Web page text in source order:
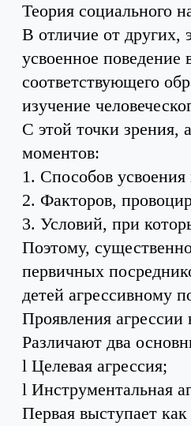
Теория социального
В отличие от других,
усвоенное поведение
соответствующего
изучение
С этой точки зрения,
моментов:
1. Способов
2. Факторов,
3. Условий, при
Поэтому,
первичных
детей агрессивному
Проявления агрессии
Различают два
l Целевая агрессия;
l Инструментальная
Первая выступает